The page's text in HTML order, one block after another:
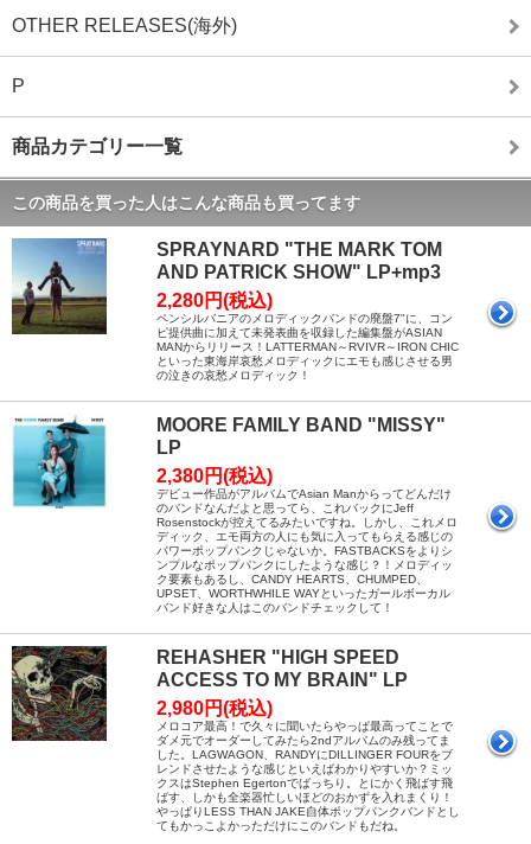
OTHER RELEASES(海外)
P
商品カテゴリー一覧
この商品を買った人はこんな商品も買ってます
SPRAYNARD "THE MARK TOM
AND PATRICK SHOW" LP+mp3
2,280円(税込)
ペンシルバニアのメロディックバンドの廃盤7"に、コン
ピ提供曲に加えて未発表曲を収録した編集盤がASIAN
MANからリリース！LATTERMAN～RVIVR～IRON CHIC
といった東海岸哀愁メロディックにエモも感じさせる男
の泣きの哀愁メロディック！
MOORE FAMILY BAND "MISSY"
LP
2,380円(税込)
デビュー作品がアルバムでAsian Manからってどんだけ
のバンドなんだよと思ってら、これバックにJeff
Rosenstockが控えてるみたいですね。しかし、これメロ
ディック、エモ両方の人にも気に入ってもらえる感じの
パワーポップパンクじゃないか。FASTBACKSをよりシ
ンプルなポップパンクにしたような感じ？！メロディッ
ク要素もあるし、CANDY HEARTS、CHUMPED、
UPSET、WORTHWHILE WAYといったガールボーカル
バンド好きな人はこのバンドチェックして！
REHASHER "HIGH SPEED
ACCESS TO MY BRAIN" LP
2,980円(税込)
メロコア最高！で久々に聞いたらやっぱ最高ってことで
ダメ元でオーダーしてみたら2ndアルバムのみ残ってま
した。LAGWAGON、RANDYにDILLINGER FOURをブ
レンドさせたような感じといえばわかりやすいか？ミッ
クスはStephen Egertonでばっちり。とにかく飛ばす飛
ばす、しかも全楽器忙しいほどのおかずを入れまくり！
やっぱりLESS THAN JAKE自体ポップパンクバンドとし
てもかっこよかっただけにこのバンドもだね。